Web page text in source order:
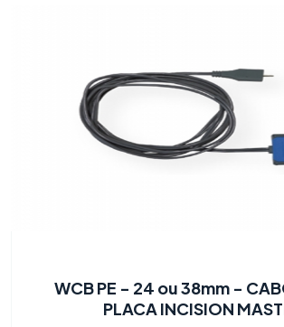
WCB PE - 24 ou 38mm -
PLACA INCISION